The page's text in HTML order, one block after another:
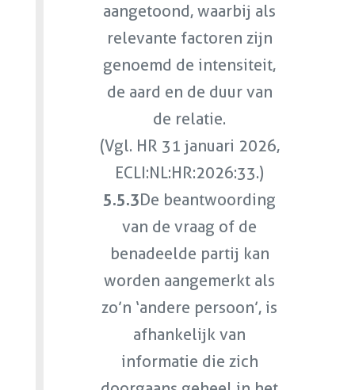
aangetoond, waarbij als
relevante factoren zijn
genoemd de intensiteit,
de aard en de duur van
de relatie.
(Vgl. HR 31 januari 2026,
ECLI:NL:HR:2026:33.)
5.5.3De beantwoording
van de vraag of de
benadeelde partij kan
worden aangemerkt als
zo’n ‘andere persoon’, is
afhankelijk van
informatie die zich